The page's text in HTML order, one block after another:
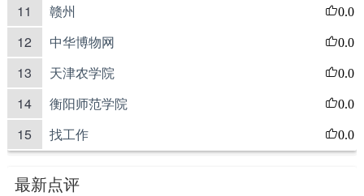
11 赣州 0.0
12 中华博物网 0.0
13 天津农学院 0.0
14 衡阳师范学院 0.0
15 找工作 0.0
最新点评